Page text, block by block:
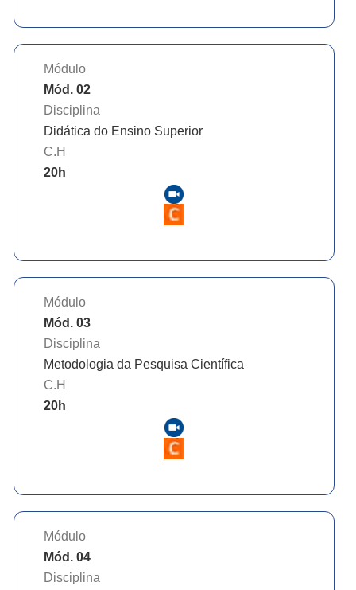
Módulo
Mód. 02
Disciplina
Didática do Ensino Superior
C.H
20h
Módulo
Mód. 03
Disciplina
Metodologia da Pesquisa Científica
C.H
20h
Módulo
Mód. 04
Disciplina